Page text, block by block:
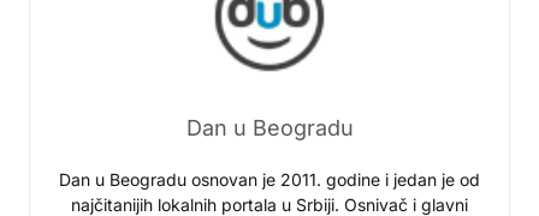
Dan u Beogradu
Dan u Beogradu osnovan je 2011. godine i jedan je od
najčitanijih lokalnih portala u Srbiji. Osnivač i glavni